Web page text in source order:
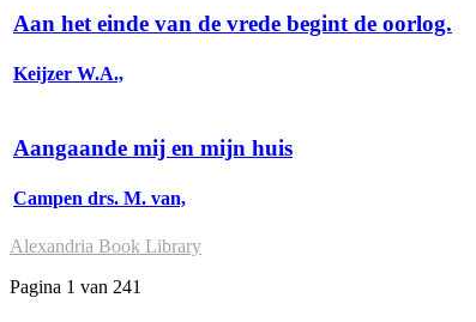
Aan het einde van de vrede begint de oorlog.
Keijzer W.A.,
Aangaande mij en mijn huis
Campen drs. M. van,
Alexandria Book Library
Pagina 1 van 241